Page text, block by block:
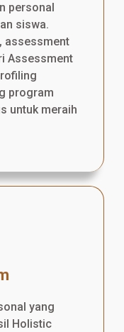
personal
siswa.
assessment
Assessment
program
untuk meraih
yang
Holistic